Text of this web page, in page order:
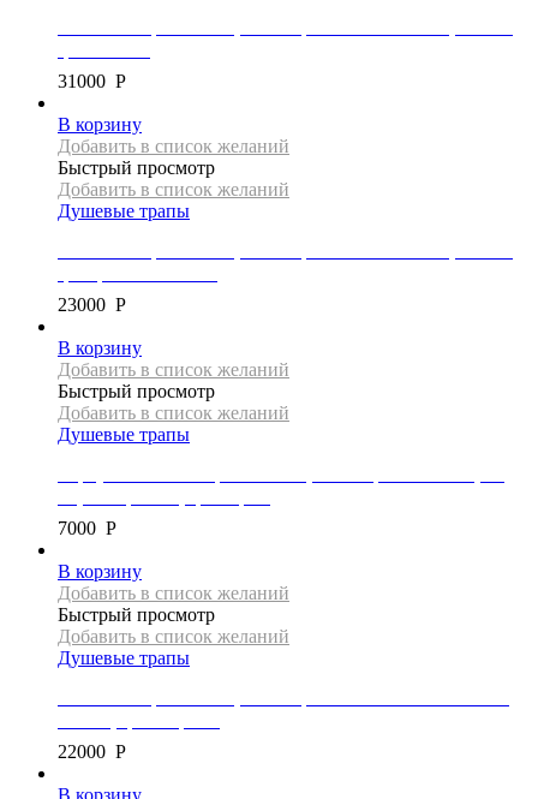
31000 Р
В корзину
Добавить в список желаний
Быстрый просмотр
Добавить в список желаний
Душевые трапы
23000 Р
В корзину
Добавить в список желаний
Быстрый просмотр
Добавить в список желаний
Душевые трапы
7000 Р
В корзину
Добавить в список желаний
Быстрый просмотр
Добавить в список желаний
Душевые трапы
22000 Р
В корзину